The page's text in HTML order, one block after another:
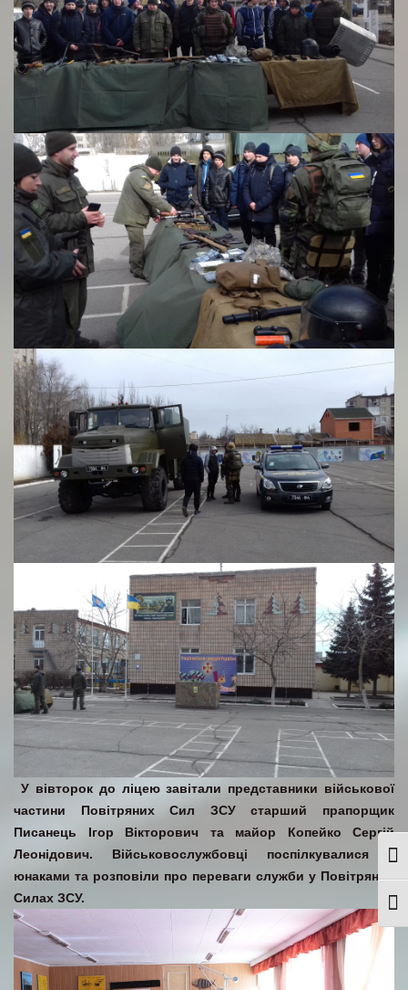
У вівторок до ліцею завітали представники військової
частини Повітряних Сил ЗСУ старший прапорщик
Писанець Ігор Вікторович та майор Копейко Сергій
Леонідович. Військовослужбовці поспілкувалися з
юнаками та розповіли про переваги служби у Повітряних
Силах ЗСУ.